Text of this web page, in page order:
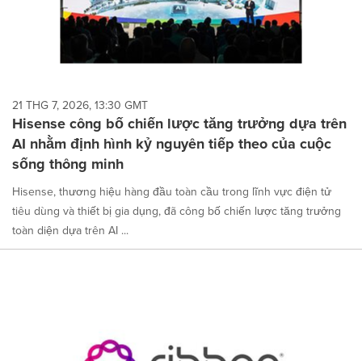
21 THG 7, 2026, 13:30 GMT
Hisense công bố chiến lược tăng trưởng dựa trên
AI nhằm định hình kỷ nguyên tiếp theo của cuộc
sống thông minh
Hisense, thương hiệu hàng đầu toàn cầu trong lĩnh vực điện tử
tiêu dùng và thiết bị gia dụng, đã công bố chiến lược tăng trưởng
toàn diện dựa trên AI ...